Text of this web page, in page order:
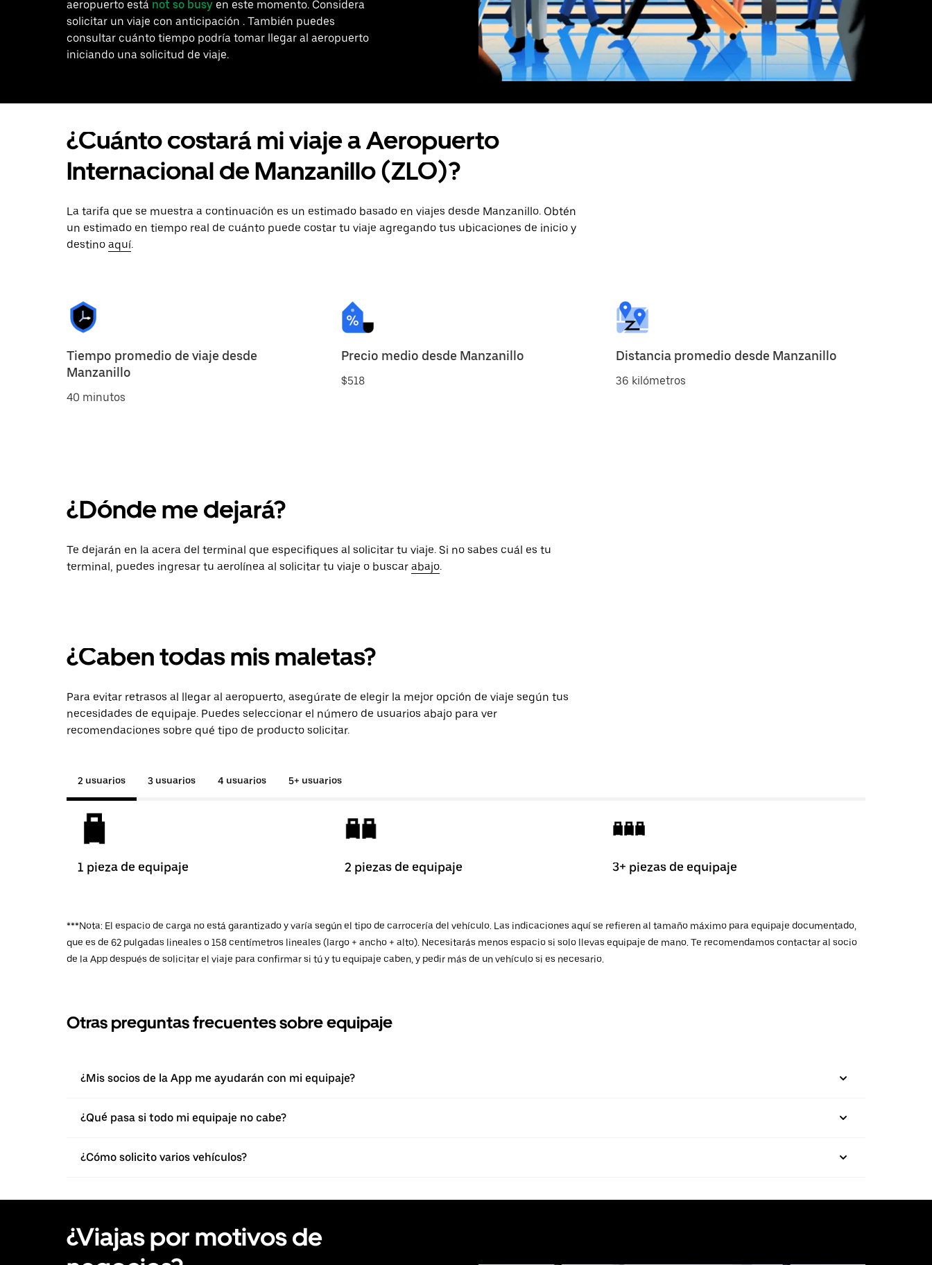
aeropuerto está not so busy en este momento. Considera
solicitar un viaje con anticipación . También puedes
consultar cuánto tiempo podría tomar llegar al aeropuerto
iniciando una solicitud de viaje.
¿Cuánto costará mi viaje a Aeropuerto
Internacional de Manzanillo (ZLO)?
La tarifa que se muestra a continuación es un estimado basado en viajes desde Manzanillo. Obtén
un estimado en tiempo real de cuánto puede costar tu viaje agregando tus ubicaciones de inicio y
destino aquí.
Tiempo promedio de viaje desde
Manzanillo
40 minutos
Precio medio desde Manzanillo
$518
Distancia promedio desde Manzanillo
36 kilómetros
¿Dónde me dejará?
Te dejarán en la acera del terminal que especifiques al solicitar tu viaje. Si no sabes cuál es tu
terminal, puedes ingresar tu aerolínea al solicitar tu viaje o buscar abajo.
¿Caben todas mis maletas?
Para evitar retrasos al llegar al aeropuerto, asegúrate de elegir la mejor opción de viaje según tus
necesidades de equipaje. Puedes seleccionar el número de usuarios abajo para ver
recomendaciones sobre qué tipo de producto solicitar.
2 usuarios 3 usuarios 4 usuarios 5+ usuarios
1 pieza de equipaje 2 piezas de equipaje 3+ piezas de equipaje
***Nota: El espacio de carga no está garantizado y varía según el tipo de carrocería del vehículo. Las indicaciones aquí se refieren al tamaño máximo para equipaje documentado,
que es de 62 pulgadas lineales o 158 centímetros lineales (largo + ancho + alto). Necesitarás menos espacio si solo llevas equipaje de mano. Te recomendamos contactar al socio
de la App después de solicitar el viaje para confirmar si tú y tu equipaje caben, y pedir más de un vehículo si es necesario.
Otras preguntas frecuentes sobre equipaje
¿Mis socios de la App me ayudarán con mi equipaje?
¿Qué pasa si todo mi equipaje no cabe?
¿Cómo solicito varios vehículos?
¿Viajas por motivos de